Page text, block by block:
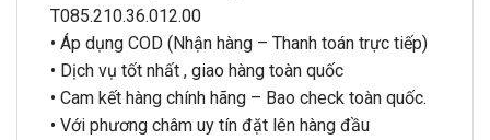
T085.210.36.012.00
• Áp dụng COD (Nhận hàng – Thanh toán trực tiếp)
• Dịch vụ tốt nhất , giao hàng toàn quốc
• Cam kết hàng chính hãng – Bao check toàn quốc.
• Với phương châm uy tín đặt lên hàng đầu